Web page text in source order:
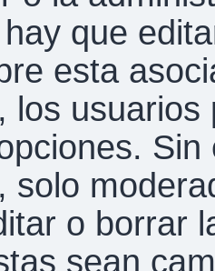
que
esta
los
solo
o borrar
sean